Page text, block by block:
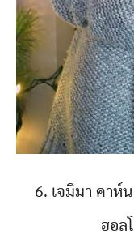
6. เจมิมา คาห์
ฮอล